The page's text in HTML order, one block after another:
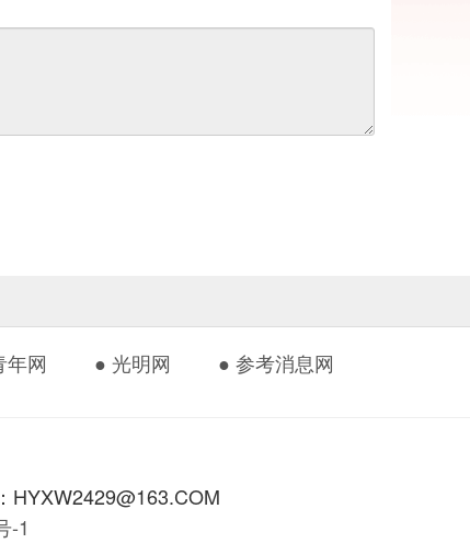
年网 ● 光明网 ● 参考消息网
-1